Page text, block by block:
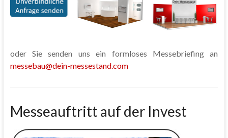
oder Sie senden uns ein formloses Messebriefing an
messebau@dein-messestand.com
Messeauftritt auf der Invest